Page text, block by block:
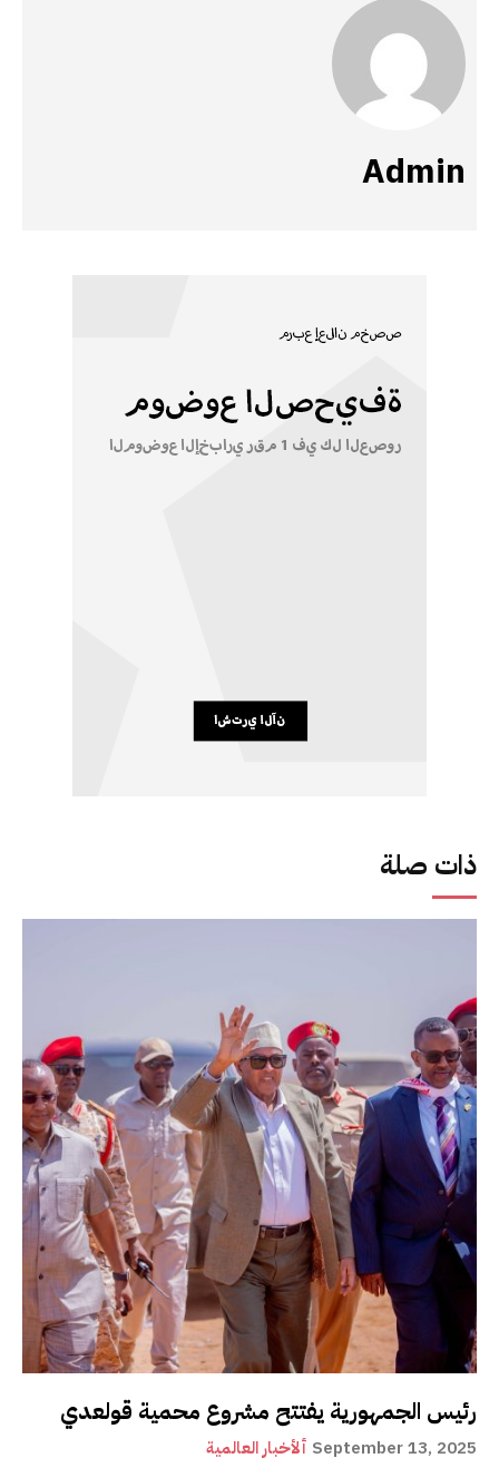
ذات صلة
رئيس الجمهورية يفتتح مشروع محمية قولعدي
ألأخبار العالمية September 13, 2025
Admin